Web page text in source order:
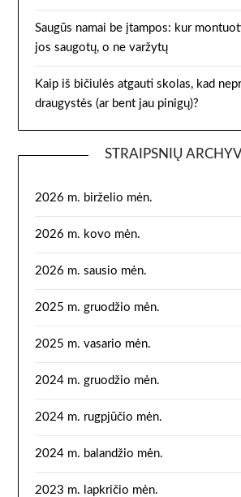
Saugūs namai be įtampos: kur
jos saugotų, o ne varžytų
Kaip iš bičiulės atgauti skolas, kad
draugystės (ar bent jau pinigų)?
STRAIPSNIŲ
2026 m. birželio mėn.
2026 m. kovo mėn.
2026 m. sausio mėn.
2025 m. gruodžio mėn.
2025 m. vasario mėn.
2024 m. gruodžio mėn.
2024 m. rugpjūčio mėn.
2024 m. balandžio mėn.
2023 m. lapkričio mėn.